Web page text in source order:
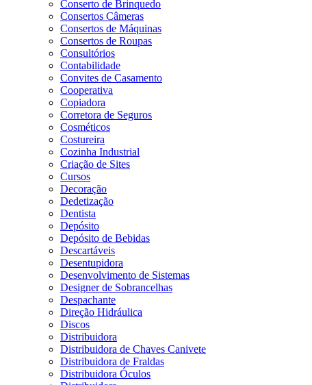
Conserto de Brinquedo
Consertos Câmeras
Consertos de Máquinas
Consertos de Roupas
Consultórios
Contabilidade
Convites de Casamento
Cooperativa
Copiadora
Corretora de Seguros
Cosméticos
Costureira
Cozinha Industrial
Criação de Sites
Cursos
Decoração
Dedetização
Dentista
Depósito
Depósito de Bebidas
Descartáveis
Desentupidora
Desenvolvimento de Sistemas
Designer de Sobrancelhas
Despachante
Direção Hidráulica
Discos
Distribuidora
Distribuidora de Chaves Canivete
Distribuidora de Fraldas
Distribuidora Óculos